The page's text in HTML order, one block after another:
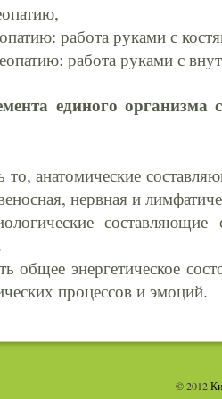
работа руками с
работа руками с
единого организма
то, анатомические
нервная и
общее энергетическое
процессов и эмоций.
© 2012